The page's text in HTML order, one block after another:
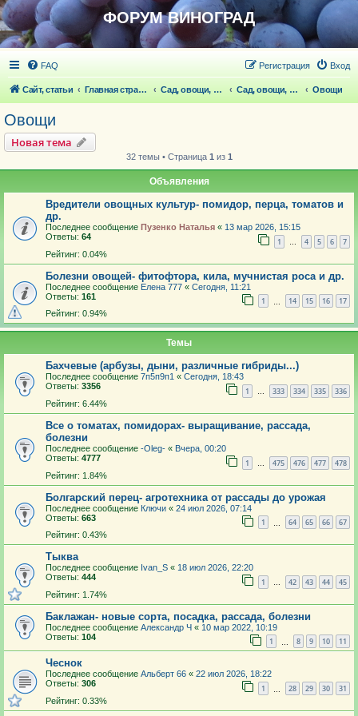
ФОРУМ ВИНОГРАД
FAQ Вход
Регистрация
Сайт, статьи Главная страница Сад, овощи, ягодники, цветы, беседка Сад, овощи, ягодники, цветы Овощи
Овощи
Новая тема
32 темы • Страница 1 из 1
Объявления
Вредители овощных культур- помидор, перца, томатов и
др.
Последнее сообщение Пузенко Наталья « 13 мар 2026, 15:15
Ответы: 64 1 … 4 5 6 7
Рейтинг: 0.04%
Болезни овощей- фитофтора, кила, мучнистая роса и др.
Последнее сообщение Елена 777 « Сегодня, 11:21
Ответы: 161 1 14 15 16 17
Рейтинг: 0.94%
Темы
Бахчевые (арбузы, дыни, различные гибриды...)
Последнее сообщение 7п5п9п1 « Сегодня, 18:43
Ответы: 3356 1 … 333 334 335 336
Рейтинг: 6.44%
Все о томатах, помидорах- выращивание, рассада,
болезни
Последнее сообщение -Oleg- « Вчера, 00:20
Ответы: 4777 1 … 475 476 477 478
Рейтинг: 1.84%
Болгарский перец- агротехника от рассады до урожая
Последнее сообщение Ключи « 24 июл 2026, 07:14
Ответы: 663 1 64 65 66 67
Рейтинг: 0.43%
Тыква
Последнее сообщение Ivan_S « 18 июл 2026, 22:20
Ответы: 444 1 … 42 43 44 45
Рейтинг: 1.74%
Баклажан- новые сорта, посадка, рассада, болезни
Последнее сообщение Александр Ч « 10 мар 2022, 10:19
Ответы: 104 1 8 9 10 11
Чеснок
Последнее сообщение Альберт 66 « 22 июл 2026, 18:22
Ответы: 306 1 28 29 30 31
Рейтинг: 0.33%